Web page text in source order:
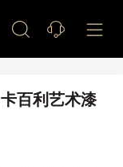
百利艺术漆